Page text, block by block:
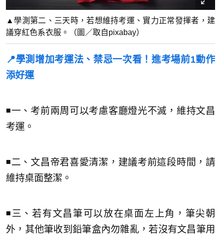
▲學測第二、三天時，若想維持考運、實力正常發揮者，建
議穿紅色系衣服。（圖／取自pixabay）
📍學測增加考運法、禁忌一次看！進考場前1動作
添好運
◾一、考前兩周可以考慮客廳燈光不滅，維持文昌
考運。
◾二、文昌帝君喜愛清潔，建議考前這段時間，請
維持桌面整潔。
◾三、若有文昌筆可以放在桌面左上角，筆尖朝
外，其他筆收到鉛筆盒內勿雜亂，若沒有文昌筆用